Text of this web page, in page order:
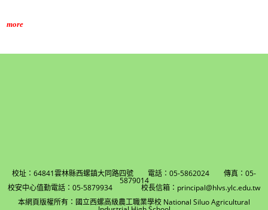
more
校址：64841雲林縣西螺鎮大同路四號 電話：05-5862024 傳真：05-
5879014
校安中心值勤電話：05-5879934 校長信箱：principal@hlvs.ylc.edu.tw
本網頁版權所有：國立西螺高級農工職業學校 National Siluo Agricultural